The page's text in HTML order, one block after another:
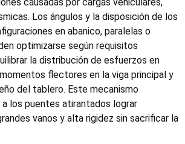
Los ángulos y la disposición de los
en abanico, paralelas o
optimizarse según requisitos
la distribución de esfuerzos en
flectores en la viga principal y
del tablero. Este mecanismo
los puentes atirantados lograr
vanos y alta rigidez sin sacrificar la